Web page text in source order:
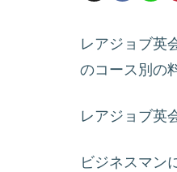
レアジョブ英
のコース別の
レアジョブ英
ビジネスマン